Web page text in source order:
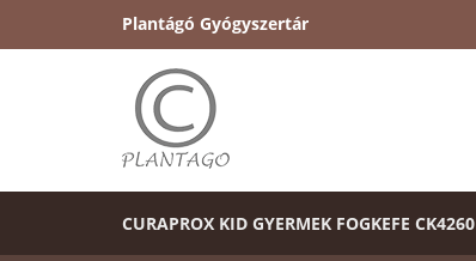
Plantágó Gyógyszertár
CURAPROX KID GYERMEK FOGKEFE CK4260